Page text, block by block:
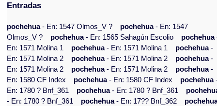
Entradas
pochehua- En: 1547 Olmos_V ? pochehua- En: 1547
Olmos_V ?
pochehua- En: 1565 Sahagún Escolio pochehua
En: 1571 Molina 1
pochehua- En: 1571 Molina 1 pochehua-
En: 1571 Molina 2
pochehua- En: 1571 Molina 2 pochehua-
En: 1571 Molina 2
pochehua- En: 1571 Molina 2 pochehua-
En: 1580 CF Index
pochehua- En: 1580 CF Index pochehua
En: 1780 ? Bnf_361
pochehua- En: 1780 ? Bnf_361
- En: 1780 ? Bnf_361
pochehua- En: 17?? Bnf_362